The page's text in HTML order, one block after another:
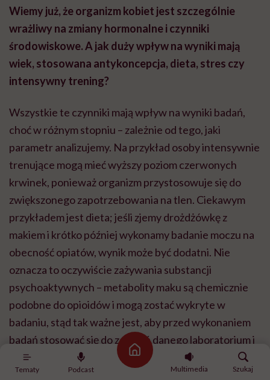
Tematy Podcast
Strona główna
Multimedia
Szukaj
Wiemy już, że organizm kobiet jest szczególnie
wrażliwy na zmiany hormonalne i czynniki
środowiskowe. A jak duży wpływ na wyniki mają
wiek, stosowana antykoncepcja, dieta, stres czy
intensywny trening?
Wszystkie te czynniki mają wpływ na wyniki badań,
choć w różnym stopniu – zależnie od tego, jaki
parametr analizujemy. Na przykład osoby intensywnie
trenujące mogą mieć wyższy poziom czerwonych
krwinek, ponieważ organizm przystosowuje się do
zwiększonego zapotrzebowania na tlen. Ciekawym
przykładem jest dieta; jeśli zjemy drożdżówkę z
makiem i krótko później wykonamy badanie moczu na
obecność opiatów, wynik może być dodatni. Nie
oznacza to oczywiście zażywania substancji
psychoaktywnych – metabolity maku są chemicznie
podobne do opioidów i mogą zostać wykryte w
badaniu, stąd tak ważne jest, aby przed wykonaniem
badań stosować się do zaleceń danego laboratorium i
informować lekarza o stylu życia, przyjmowanych
lekach oraz suplementach. Zachęcam też do